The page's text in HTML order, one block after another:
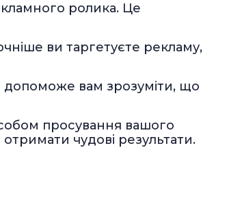
ролика. Це
ви таргетуєте рекламу,
допоможе вам зрозуміти, що
просування вашого
чудові результати.